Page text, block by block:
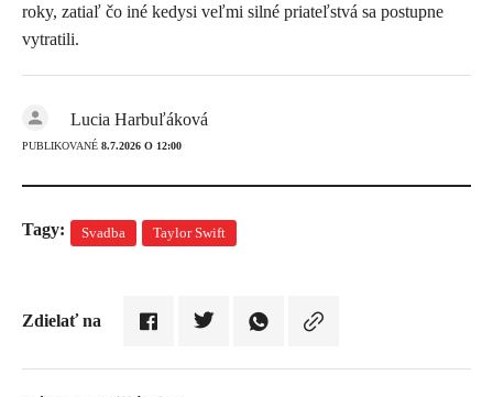
roky, zatiaľ čo iné kedysi veľmi silné priateľstvá sa postupne
vytratili.
Lucia Harbuľáková
PUBLIKOVANÉ 8.7.2026 O 12:00
Tagy: Svadba Taylor Swift
Zdielať na